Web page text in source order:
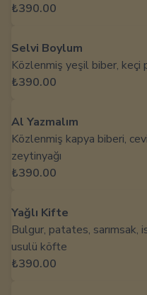
₺390.00
Selvi Boylum
Közlenmiş yeşil biber, keçi
₺390.00
Al Yazmalım
Közlenmiş kapya biberi,
zeytinyağı
₺390.00
Yağlı Kifte
Bulgur, patates, sarımsak,
usulü köfte
₺390.00